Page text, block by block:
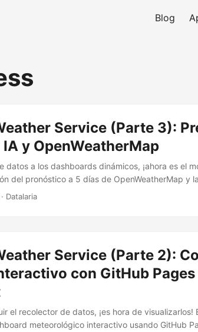
Blog
Service (Parte 3):
y OpenWeatherMap
datos a los dashboards dinámicos, ¡ahora es el
del pronóstico a 5 días de OpenWeatherMap y
de IA a 1 día utilizando datos históricos,
· Datalaria
Service (Parte 2):
con GitHub
el recolector de datos, ¡es hora de
meteorológico interactivo usando GitHub